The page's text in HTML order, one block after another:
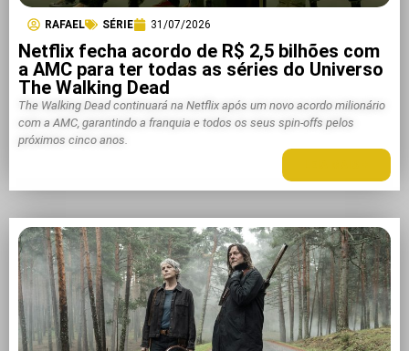
RAFAEL SÉRIE 31/07/2026
Netflix fecha acordo de R$ 2,5 bilhões com
a AMC para ter todas as séries do Universo
The Walking Dead
The Walking Dead continuará na Netflix após um novo acordo milionário
com a AMC, garantindo a franquia e todos os seus spin-offs pelos
próximos cinco anos.